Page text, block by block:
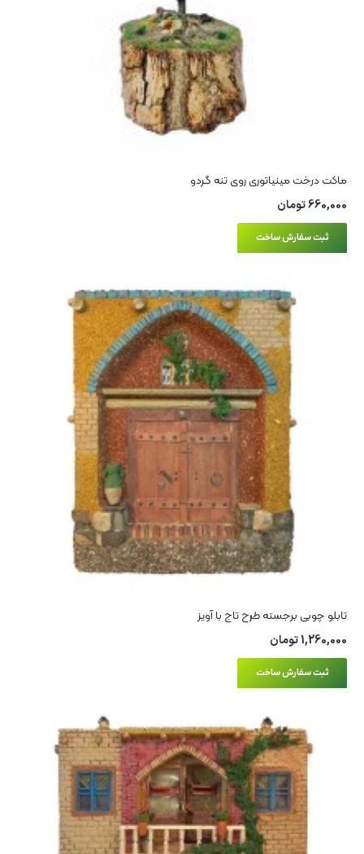
ماکت درخت مینیاتوری روی تنه گردو
660,000تومان
ثبت سفارش ساخت
تابلو چوبی برجسته طرح تاج با آویز
1,260,000تومان
ثبت سفارش ساخت